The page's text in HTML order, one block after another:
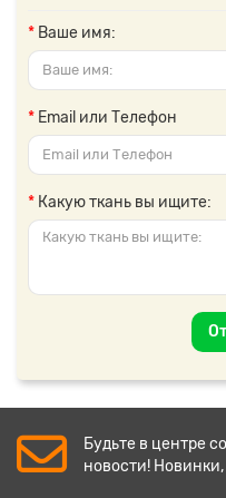
Ваше имя:
Email или Телефон
Какую ткань вы ищите:
Будьте в центре
новости!